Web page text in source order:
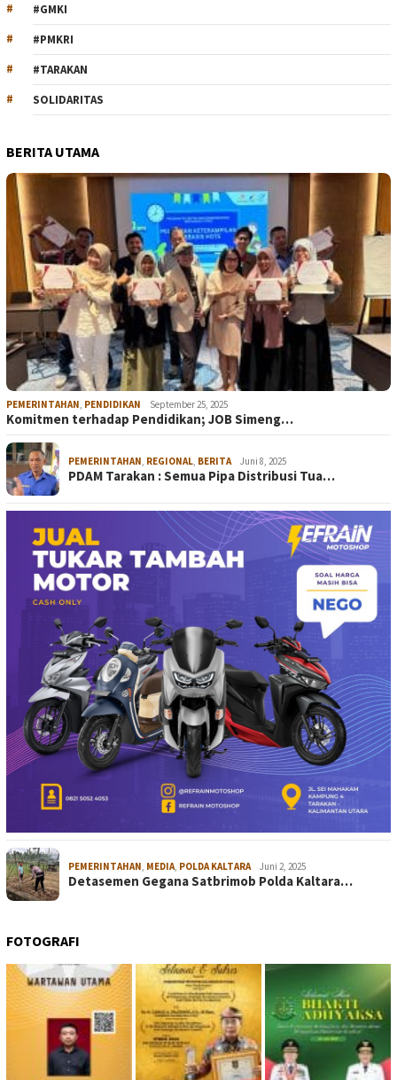
#GMKI
#PMKRI
#TARAKAN
SOLIDARITAS
BERITA UTAMA
PEMERINTAHAN PENDIDIKAN September 25, 2025
Komitmen terhadap Pendidikan; JOB Simeng…
PEMERINTAHAN REGIONAL BERITA Juni 8, 2025
PDAM Tarakan : Semua Pipa Distribusi Tua…
PEMERINTAHAN, MEDIA, POLDA KALTARA Juni 2, 2025
Detasemen Gegana Satbrimob Polda Kaltara…
FOTOGRAFI